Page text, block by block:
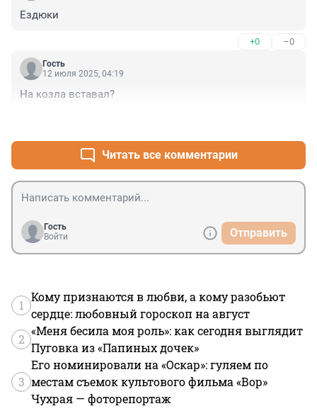
Ездюки
+0 –0
Гость
12 июля 2025, 04:19
На козла вставал?
Читать все комментарии
Гость
Войти
Отправить
1
Кому признаются в любви, а кому разобьют
сердце: любовный гороскоп на август
2
«Меня бесила моя роль»: как сегодня выглядит
Пуговка из «Папиных дочек»
3
Его номинировали на «Оскар»: гуляем по
местам съемок культового фильма «Вор»
Чухрая — фоторепортаж